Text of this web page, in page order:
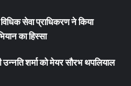
सेवा प्राधिकरण ने किया
का हिस्सा
शर्मा को मेयर सौरभ थपलियाल